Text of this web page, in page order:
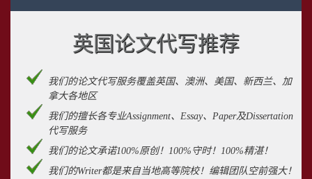
英国论文代写推荐
我们的论文代写服务覆盖英国、澳洲、美国、新西兰、加
拿大各地区
我们的擅长各专业Assignment、Essay、Paper及Dissertation
代写服务
我们的论文承诺100%原创！100%守时！100%精湛！
我们的Writer都是来自当地高等院校！编辑团队空前强大！